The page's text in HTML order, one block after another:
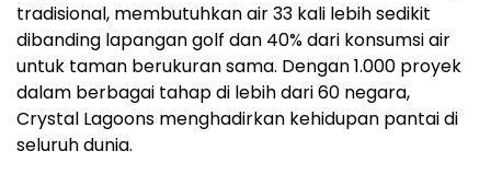
tradisional, membutuhkan air 33 kali lebih sedikit
dibanding lapangan golf dan 40% dari konsumsi air
untuk taman berukuran sama. Dengan 1.000 proyek
dalam berbagai tahap di lebih dari 60 negara,
Crystal Lagoons menghadirkan kehidupan pantai di
seluruh dunia.